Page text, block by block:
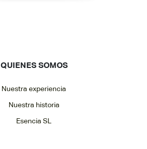
QUIENES SOMOS
Nuestra experiencia
Nuestra historia
Esencia SL